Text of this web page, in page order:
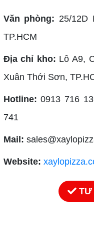
Văn phòng: 25/12D
TP.HCM
Địa chỉ kho: Lô A9,
Xuân Thới Sơn,
Hotline: 0913 716
741
Mail:
Website:
TƯ